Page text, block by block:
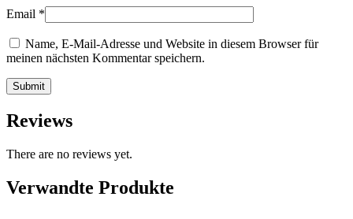
Email *
Name, E-Mail-Adresse und Website in diesem Browser für
meinen nächsten Kommentar speichern.
Reviews
There are no reviews yet.
Verwandte Produkte